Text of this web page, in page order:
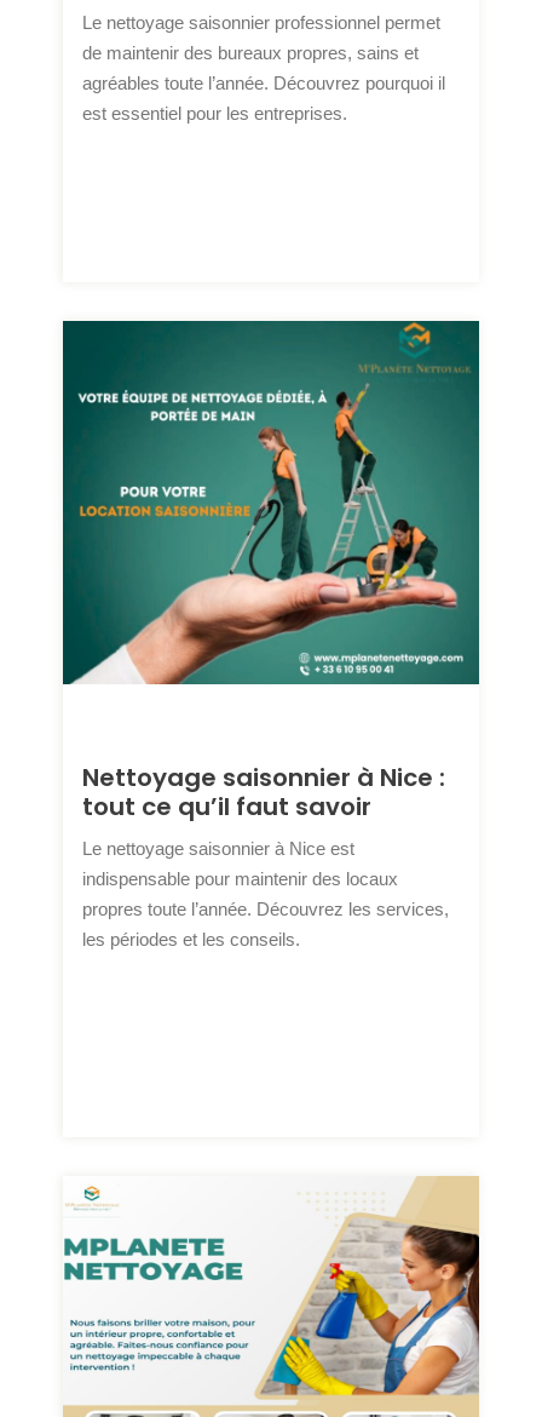
Le nettoyage saisonnier professionnel permet
de maintenir des bureaux propres, sains et
agréables toute l’année. Découvrez pourquoi il
est essentiel pour les entreprises.
Nettoyage saisonnier à Nice :
tout ce qu’il faut savoir
Le nettoyage saisonnier à Nice est
indispensable pour maintenir des locaux
propres toute l’année. Découvrez les services,
les périodes et les conseils.